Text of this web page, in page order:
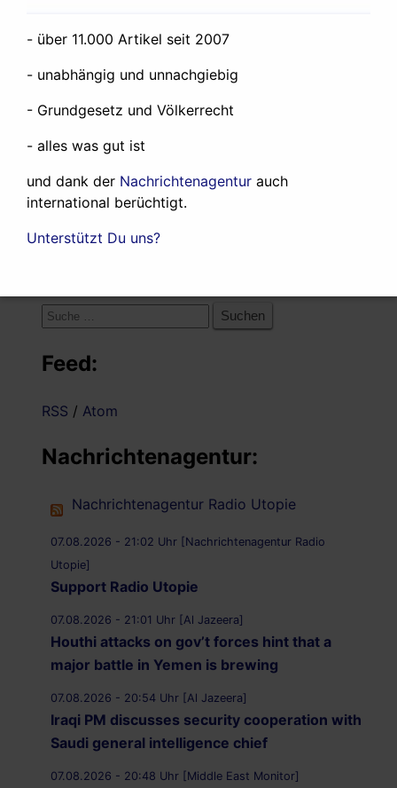
Westasienkrieges 19. Juli 2026
About the West Asia War 12. Juni 2026
Mai 2026
Any government in the world could expel
the rogue state of Israel from the United
Suche
Feed:
RSS / Atom
Nachrichtenagentur:
Nachrichtenagentur Radio Utopie
07.08.2026 - 21:02 Uhr [Nachrichtenagentur Radio
Utopie]
Support Radio Utopie
07.08.2026 - 21:01 Uhr [Al Jazeera]
Houthi attacks on gov’t forces hint that a
major battle in Yemen is brewing
07.08.2026 - 20:54 Uhr [Al Jazeera]
Iraqi PM discusses security cooperation with
Saudi general intelligence chief
07.08.2026 - 20:48 Uhr [Middle East Monitor]
- über 11.000 Artikel seit 2007
- unabhängig und unnachgiebig
- Grundgesetz und Völkerrecht
- alles was gut ist
und dank der Nachrichtenagentur auch
international berüchtigt.
Unterstützt Du uns?